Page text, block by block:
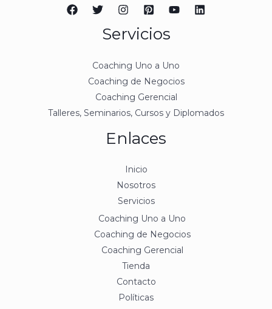
Servicios
Coaching Uno a Uno
Coaching de Negocios
Coaching Gerencial
Talleres, Seminarios, Cursos y Diplomados
Enlaces
Inicio
Nosotros
Servicios
Coaching Uno a Uno
Coaching de Negocios
Coaching Gerencial
Tienda
Contacto
Políticas